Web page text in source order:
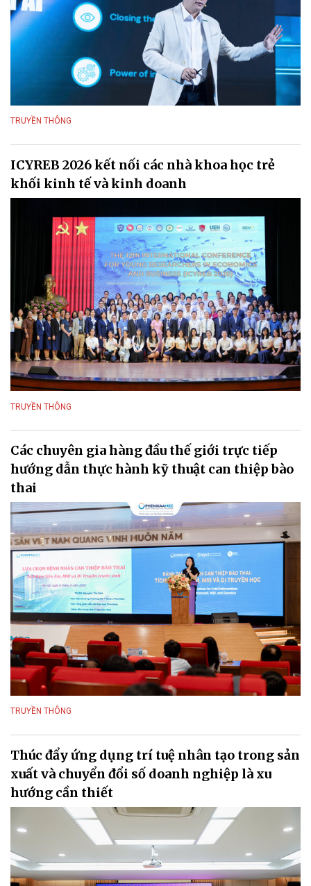
TRUYỀN THÔNG
ICYREB 2026 kết nối các nhà khoa học trẻ
khối kinh tế và kinh doanh
TRUYỀN THÔNG
Các chuyên gia hàng đầu thế giới trực tiếp
hướng dẫn thực hành kỹ thuật can thiệp bào
thai
TRUYỀN THÔNG
Thúc đẩy ứng dụng trí tuệ nhân tạo trong sản
xuất và chuyển đổi số doanh nghiệp là xu
hướng cần thiết